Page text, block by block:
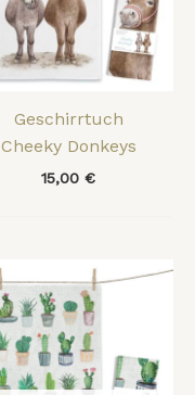
Geschirrtuch
Cheeky Donkeys
15,00 €